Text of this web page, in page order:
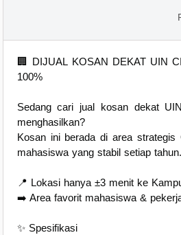
🏢 DIJUAL KOSAN DEKAT UIN
100%
Sedang cari jual kosan dekat
menghasilkan?
Kosan ini berada di area strategis
mahasiswa yang stabil setiap tahun.
📍 Lokasi hanya ±3 menit ke
➡️ Area favorit mahasiswa &
✨ Spesifikasi